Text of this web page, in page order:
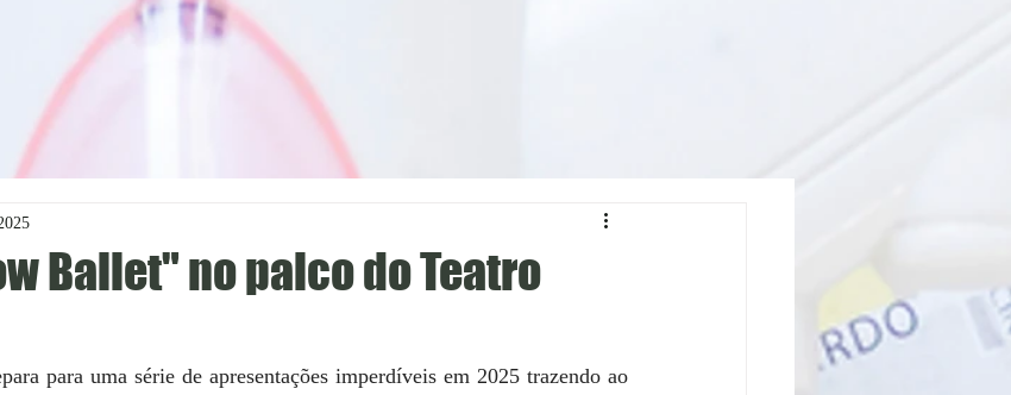
Ballet" no palco do Teatro
para uma série de apresentações imperdíveis em 2025 trazendo ao